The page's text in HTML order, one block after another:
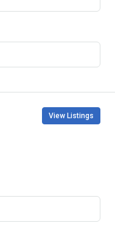
View Listings